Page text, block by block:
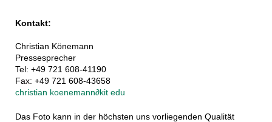
Kontakt:
Christian Könemann
Pressesprecher
Tel: +49 721 608-41190
Fax: +49 721 608-43658
christian koenemann∂kit edu
Das Foto kann in der höchsten uns vorliegenden Qualität